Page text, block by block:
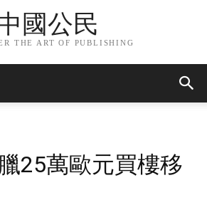
國公民
THE ART OF PUBLISHING
25萬歐元買樓移